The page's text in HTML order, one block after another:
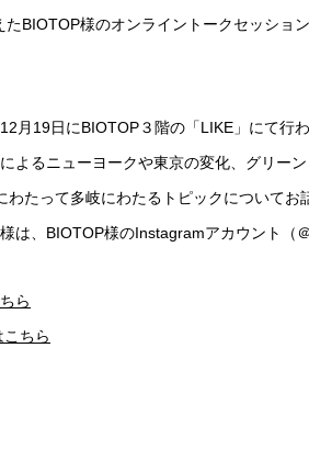
BIOTOP様のオンライントークセッショ
月19日にBIOTOP３階の「LIKE」にて行
よるニューヨークや東京の変化、グリー
たって多岐にわたるトピックについてお
は、BIOTOP様のInstagramアカウント（
ら
ちら